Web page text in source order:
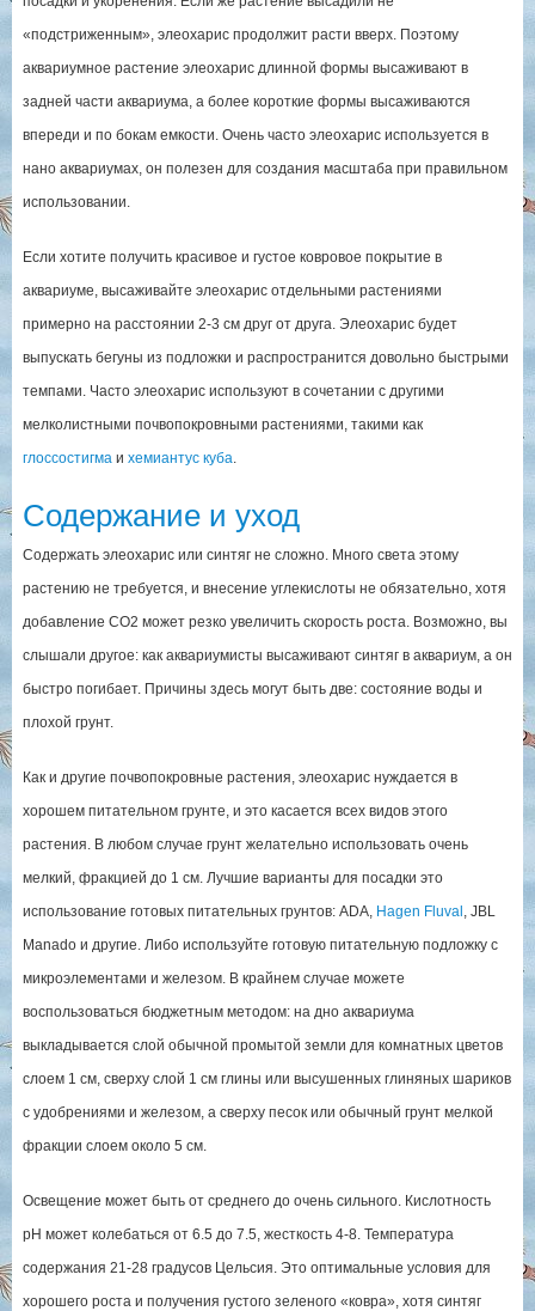
«подстриженным», элеохарис продолжит расти вверх. Поэтому
аквариумное растение элеохарис длинной формы высаживают в
задней части аквариума, а более короткие формы высаживаются
впереди и по бокам емкости. Очень часто элеохарис используется в
нано аквариумах, он полезен для создания масштаба при правильном
использовании.
Если хотите получить красивое и густое ковровое покрытие в
аквариуме, высаживайте элеохарис отдельными растениями
примерно на расстоянии 2-3 см друг от друга. Элеохарис будет
выпускать бегуны из подложки и распространится довольно быстрыми
темпами. Часто элеохарис используют в сочетании с другими
мелколистными почвопокровными растениями, такими как
глоссостигмаи хемиантус куба.
Содержание и уход
Содержать элеохарис или синтяг не сложно. Много света этому
растению не требуется, и внесение углекислоты не обязательно, хотя
добавление СО2 может резко увеличить скорость роста. Возможно, вы
слышали другое: как аквариумисты высаживают синтяг в аквариум, а он
быстро погибает. Причины здесь могут быть две: состояние воды и
плохой грунт.
Как и другие почвопокровные растения, элеохарис нуждается в
хорошем питательном грунте, и это касается всех видов этого
растения. В любом случае грунт желательно использовать очень
мелкий, фракцией до 1 см. Лучшие варианты для посадки это
использование готовых питательных грунтов: ADA, Hagen Fluval , JBL
Manado и другие. Либо используйте готовую питательную подложку с
микроэлементами и железом. В крайнем случае можете
воспользоваться бюджетным методом: на дно аквариума
выкладывается слой обычной промытой земли для комнатных цветов
слоем 1 см, сверху слой 1 см глины или высушенных глиняных шариков
с удобрениями и железом, а сверху песок или обычный грунт мелкой
фракции слоем около 5 см.
Освещение может быть от среднего до очень сильного. Кислотность
pH может колебаться от 6.5 до 7.5, жесткость 4-8. Температура
содержания 21-28 градусов Цельсия. Это оптимальные условия для
хорошего роста и получения густого зеленого «ковра», хотя синтяг